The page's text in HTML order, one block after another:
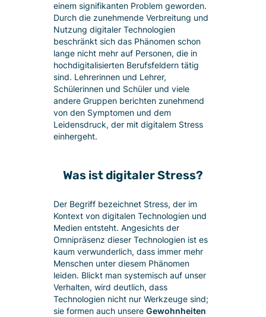
einem signifikanten Problem geworden.
Durch die zunehmende Verbreitung und
Nutzung digitaler Technologien
beschränkt sich das Phänomen schon
lange nicht mehr auf Personen, die in
hochdigitalisierten Berufsfeldern tätig
sind. Lehrerinnen und Lehrer,
Schülerinnen und Schüler und viele
andere Gruppen berichten zunehmend
von den Symptomen und dem
Leidensdruck, der mit digitalem Stress
einhergeht.
Was ist digitaler Stress?
Der Begriff bezeichnet Stress, der im
Kontext von digitalen Technologien und
Medien entsteht. Angesichts der
Omnipräsenz dieser Technologien ist es
kaum verwunderlich, dass immer mehr
Menschen unter diesem Phänomen
leiden. Blickt man systemisch auf unser
Verhalten, wird deutlich, dass
Technologien nicht nur Werkzeuge sind;
sie formen auch unsere Gewohnheiten